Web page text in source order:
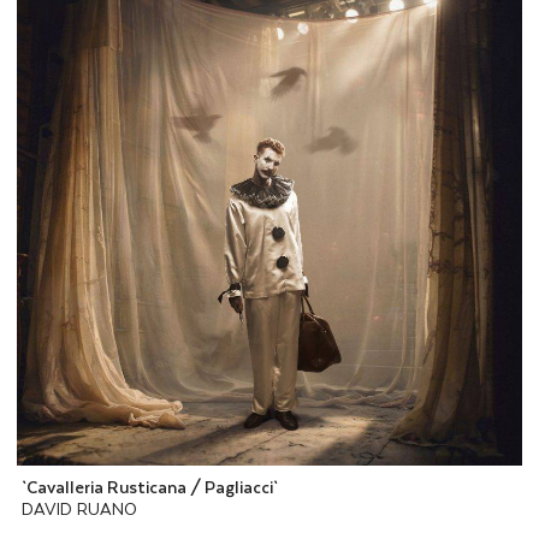
`Cavalleria Rusticana / Pagliacci`
DAVID RUANO